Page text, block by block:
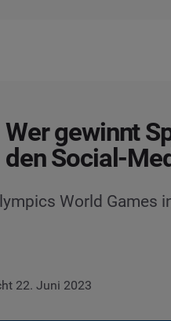
Wer gewinnt
den Social-
World Games
22. Juni 2023